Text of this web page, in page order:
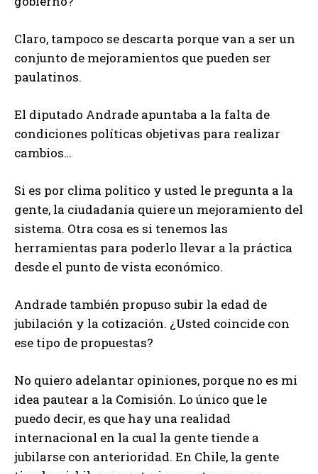
Claro, tampoco se descarta porque van a ser un
conjunto de mejoramientos que pueden ser
paulatinos.
El diputado Andrade apuntaba a la falta de
condiciones políticas objetivas para realizar
cambios…
Si es por clima político y usted le pregunta a la
gente, la ciudadanía quiere un mejoramiento del
sistema. Otra cosa es si tenemos las
herramientas para poderlo llevar a la práctica
desde el punto de vista económico.
Andrade también propuso subir la edad de
jubilación y la cotización. ¿Usted coincide con
ese tipo de propuestas?
No quiero adelantar opiniones, porque no es mi
idea pautear a la Comisión. Lo único que le
puedo decir, es que hay una realidad
internacional en la cual la gente tiende a
jubilarse con anterioridad. En Chile, la gente